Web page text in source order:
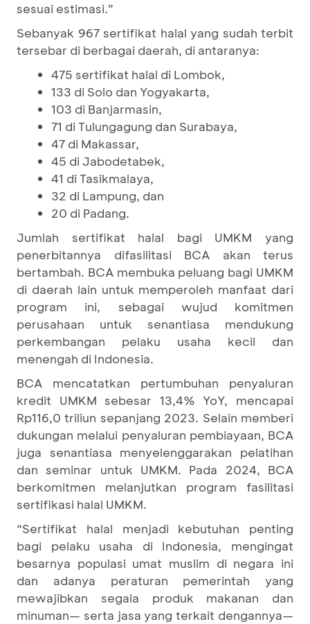
sesuai estimasi.”
Sebanyak 967 sertifikat halal yang sudah terbit
tersebar di berbagai daerah, di antaranya:
475 sertifikat halal di Lombok,
133 di Solo dan Yogyakarta,
103 di Banjarmasin,
71 di Tulungagung dan Surabaya,
47 di Makassar,
45 di Jabodetabek,
41 di Tasikmalaya,
32 di Lampung, dan
20 di Padang.
Jumlah sertifikat halal bagi UMKM yang
penerbitannya difasilitasi BCA akan terus
bertambah. BCA membuka peluang bagi UMKM
di daerah lain untuk memperoleh manfaat dari
program ini, sebagai wujud komitmen
perusahaan untuk senantiasa mendukung
perkembangan pelaku usaha kecil dan
menengah di Indonesia.
BCA mencatatkan pertumbuhan penyaluran
kredit UMKM sebesar 13,4% YoY, mencapai
Rp116,0 triliun sepanjang 2023. Selain memberi
dukungan melalui penyaluran pembiayaan, BCA
juga senantiasa menyelenggarakan pelatihan
dan seminar untuk UMKM. Pada 2024, BCA
berkomitmen melanjutkan program fasilitasi
sertifikasi halal UMKM.
“Sertifikat halal menjadi kebutuhan penting
bagi pelaku usaha di Indonesia, mengingat
besarnya populasi umat muslim di negara ini
dan adanya peraturan pemerintah yang
mewajibkan segala produk makanan dan
minuman— serta jasa yang terkait dengannya—